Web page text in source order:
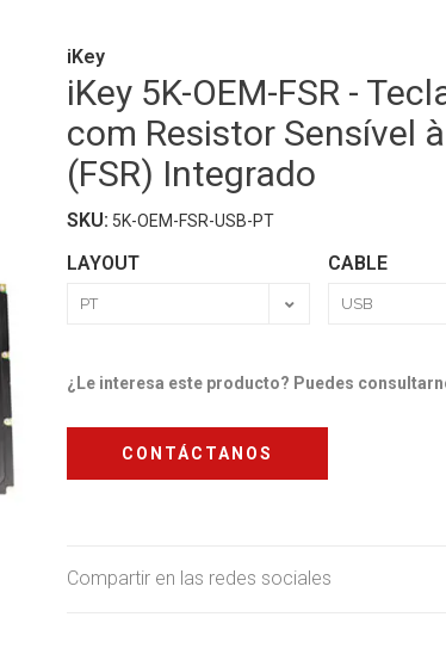
iKey
iKey 5K-OEM-FSR -
com Resistor Sensível
(FSR) Integrado
SKU: 5K-OEM-FSR-USB-PT
LAYOUT CABLE
¿Le interesa este producto? Puedes
CONTÁCTANOS
Compartir en las redes sociales